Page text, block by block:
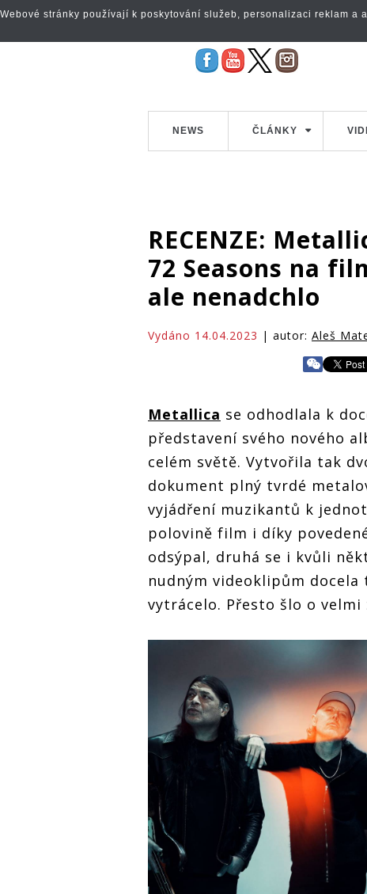
NEWS ČLÁNKY
RECENZE:
72 Seasons na
ale nenadchlo
Vydáno 14.04.2023 | autor: Aleš
Metallica se odhodlala k
představení svého nového
celém světě. Vytvořila tak
dokument plný tvrdé
vyjádření muzikantů k
polovině film i díky
odsýpal, druhá se i kvůli
nudným videoklipům docela
vytrácelo. Přesto šlo o velmi
Webové stránky používají k poskytování služeb, personalizaci reklam